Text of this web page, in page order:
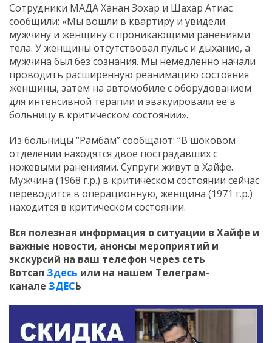
Сотрудники МАДА Ханан Зохар и Шахар Атиас
сообщили: «Мы вошли в квартиру и увидели
мужчину и женщину с проникающими ранениями
тела. У женщины отсутствовал пульс и дыхание, а
мужчина был без сознания. Мы немедленно начали
проводить расширенную реанимацию состояния
женщины, затем на автомобиле с оборудованием
для интенсивной терапии и эвакуировали её в
больницу в критическом состоянии».
Из больницы “Рамбам” сообщают: “В шоковом
отделении находятся двое пострадавших с
ножевыми ранениями. Супруги живут в Хайфе.
Мужчина (1968 г.р.) в критическом состоянии сейчас
переводится в операционную, женщина (1971 г.р.)
находится в критическом состоянии.
Вся полезная информация о ситуации в Хайфе и
важные новости, анонсы мероприятий и
экскурсий на ваш телефон через сеть
Вотсап Здесь или на нашем Телеграм-
канале ЗДЕСЬ